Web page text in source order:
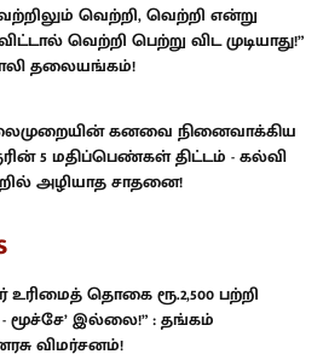
வெற்றி, வெற்றி என்று
வெற்றி பெற்று விட முடியாது!”
தலையங்கம்!
கனவை நினைவாக்கிய
5 மதிப்பெண்கள் திட்டம் - கல்வி
அழியாத சாதனை!
உரிமைத் தொகை ரூ.2,500 பற்றி
- மூச்சே’ இல்லை!” : தங்கம்
விமர்சனம்!